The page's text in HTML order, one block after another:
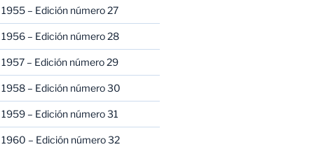
– Edición número 27
– Edición número 28
– Edición número 29
– Edición número 30
– Edición número 31
– Edición número 32